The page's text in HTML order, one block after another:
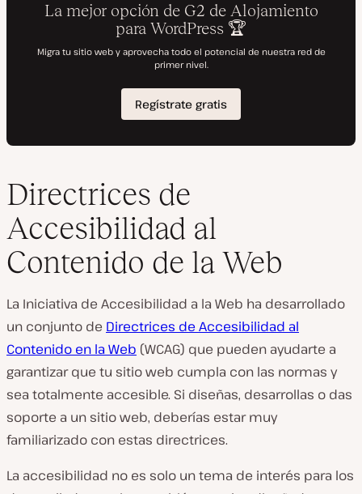
Directrices de
Accesibilidad al
Contenido de la Web
La Iniciativa de Accesibilidad a la Web ha desarrollado
un conjunto de Directrices de Accesibilidad al
Contenido en la Web (WCAG) que pueden ayudarte a
garantizar que tu sitio web cumpla con las normas y
sea totalmente accesible. Si diseñas, desarrollas o das
soporte a un sitio web, deberías estar muy
familiarizado con estas directrices.
La accesibilidad no es solo un tema de interés para los